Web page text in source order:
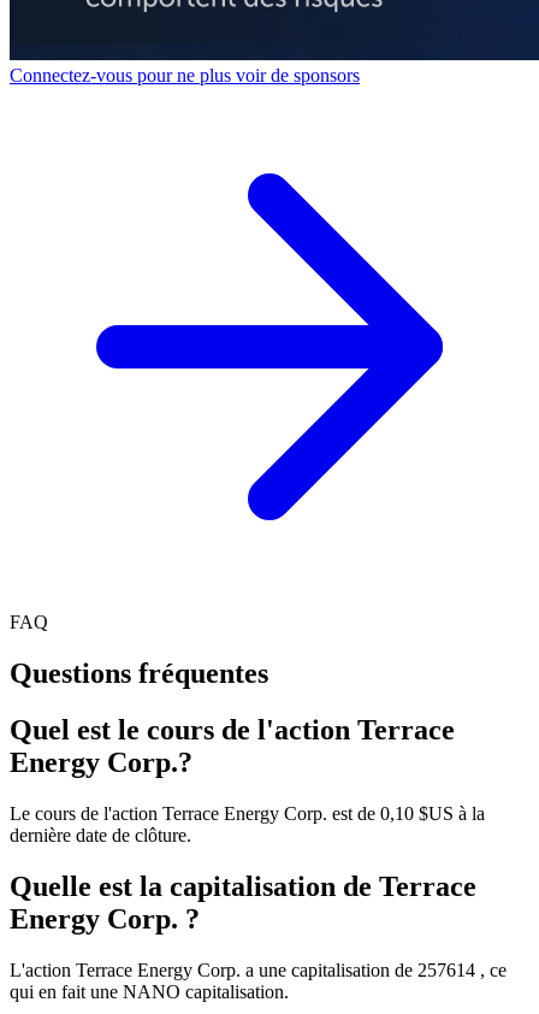
Connectez-vous pour ne plus voir de sponsors
FAQ
Questions fréquentes
Quel est le cours de l'action Terrace
Energy Corp.?
Le cours de l'action Terrace Energy Corp. est de 0,10 $US à la
dernière date de clôture.
Quelle est la capitalisation de Terrace
Energy Corp. ?
L'action Terrace Energy Corp. a une capitalisation de 257614 , ce
qui en fait une NANO capitalisation.